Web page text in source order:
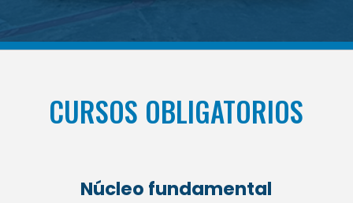
CURSOS OBLIGATORIOS
Núcleo fundamental